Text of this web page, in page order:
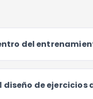
del
de ejercicios